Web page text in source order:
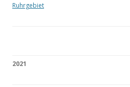
Ruhrgebiet
2021